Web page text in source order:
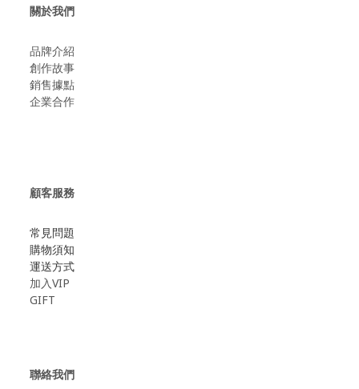
關於我們
品牌介紹
創作故事
​銷售據點
企業合作
顧客服務
常見問題
購物須知
運送方式
加入VIP
GIFT
聯絡我們